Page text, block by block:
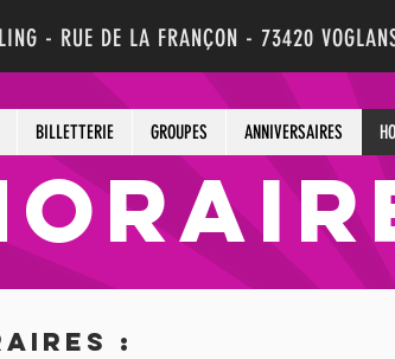
BILLETTERIE GROUPES ANNIVERSAIRES
:
- RUE DE LA FRANÇON - 73420